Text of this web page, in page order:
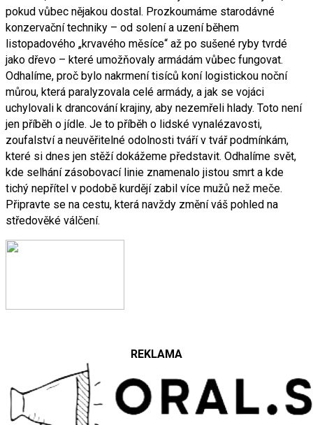
pokud vůbec nějakou dostal. Prozkoumáme starodávné
konzervační techniky – od solení a uzení během
listopadového „krvavého měsíce“ až po sušené ryby tvrdé
jako dřevo – které umožňovaly armádám vůbec fungovat.
Odhalíme, proč bylo nakrmení tisíců koní logistickou noční
můrou, která paralyzovala celé armády, a jak se vojáci
uchylovali k drancování krajiny, aby nezemřeli hlady. Toto není
jen příběh o jídle. Je to příběh o lidské vynalézavosti,
zoufalství a neuvěřitelné odolnosti tváří v tvář podmínkám,
které si dnes jen stěží dokážeme představit. Odhalíme svět,
kde selhání zásobovací linie znamenalo jistou smrt a kde
tichý nepřítel v podobě kurdějí zabil více mužů než meče.
Připravte se na cestu, která navždy změní váš pohled na
středověké válčení.
REKLAMA